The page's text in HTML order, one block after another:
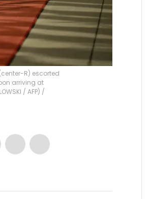
R) escorted
arriving at
/ AFP) /